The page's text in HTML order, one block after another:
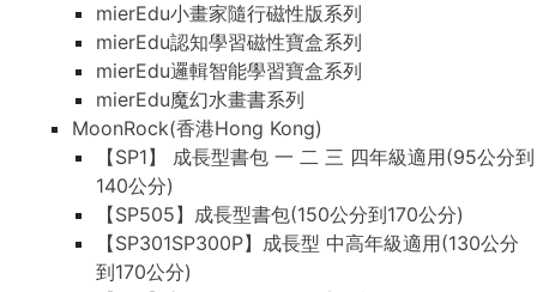
mierEdu小畫家隨行磁性版系列
mierEdu認知學習磁性寶盒系列
mierEdu邏輯智能學習寶盒系列
mierEdu魔幻水畫書系列
MoonRock(香港Hong Kong)
【SP1】 成長型書包 一 二 三 四年級適用(95公分到
140公分)
【SP505】成長型書包(150公分到170公分)
【SP301SP300P】成長型 中高年級適用(130公分
到170公分)